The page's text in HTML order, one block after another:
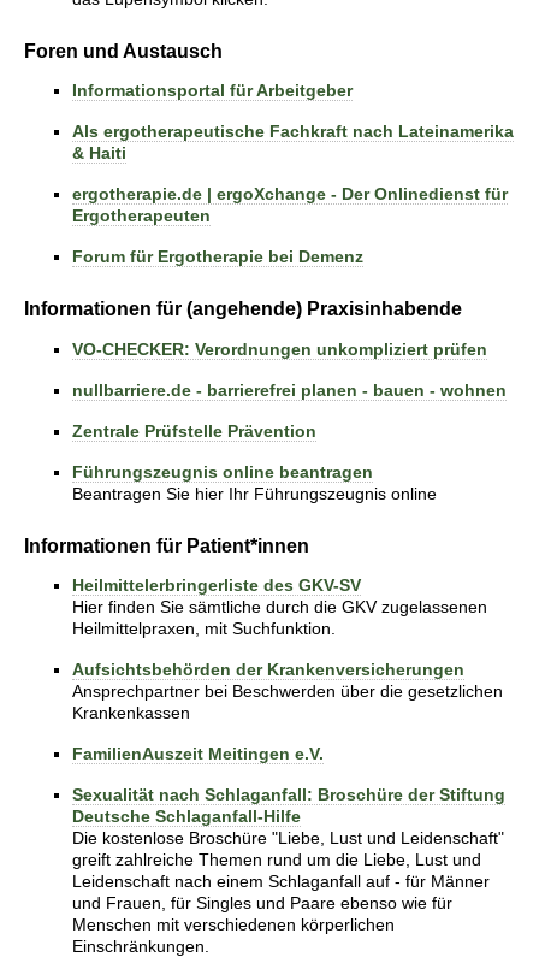
Foren und Austausch
Informationsportal für Arbeitgeber
Als ergotherapeutische Fachkraft nach Lateinamerika
& Haiti
ergotherapie.de | ergoXchange - Der Onlinedienst für
Ergotherapeuten
Forum für Ergotherapie bei Demenz
Informationen für (angehende) Praxisinhabende
VO-CHECKER: Verordnungen unkompliziert prüfen
nullbarriere.de - barrierefrei planen - bauen - wohnen
Zentrale Prüfstelle Prävention
Führungszeugnis online beantragen
Beantragen Sie hier Ihr Führungszeugnis online
Informationen für Patient*innen
Heilmittelerbringerliste des GKV-SV
Hier finden Sie sämtliche durch die GKV zugelassenen
Heilmittelpraxen, mit Suchfunktion.
Aufsichtsbehörden der Krankenversicherungen
Ansprechpartner bei Beschwerden über die gesetzlichen
Krankenkassen
FamilienAuszeit Meitingen e.V.
Sexualität nach Schlaganfall: Broschüre der Stiftung
Deutsche Schlaganfall-Hilfe
Die kostenlose Broschüre "Liebe, Lust und Leidenschaft"
greift zahlreiche Themen rund um die Liebe, Lust und
Leidenschaft nach einem Schlaganfall auf - für Männer
und Frauen, für Singles und Paare ebenso wie für
Menschen mit verschiedenen körperlichen
Einschränkungen.